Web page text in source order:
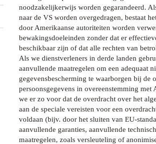
noodzakelijkerwijs worden gegarandeerd.
naar de VS worden overgedragen, bestaat
door Amerikaanse autoriteiten worden
bewakingsdoeleinden zonder dat er
beschikbaar zijn of dat alle rechten van
Als we dienstverleners in derde landen
aanvullende maatregelen om een adequaat
gegevensbescherming te waarborgen bij de
persoonsgegevens in overeenstemming met
we er zo voor dat de overdracht over het
aan de speciale vereisten voor een
voldaan (bijv. door het sluiten van EU-
aanvullende garanties, aanvullende
maatregelen, zoals versleuteling of